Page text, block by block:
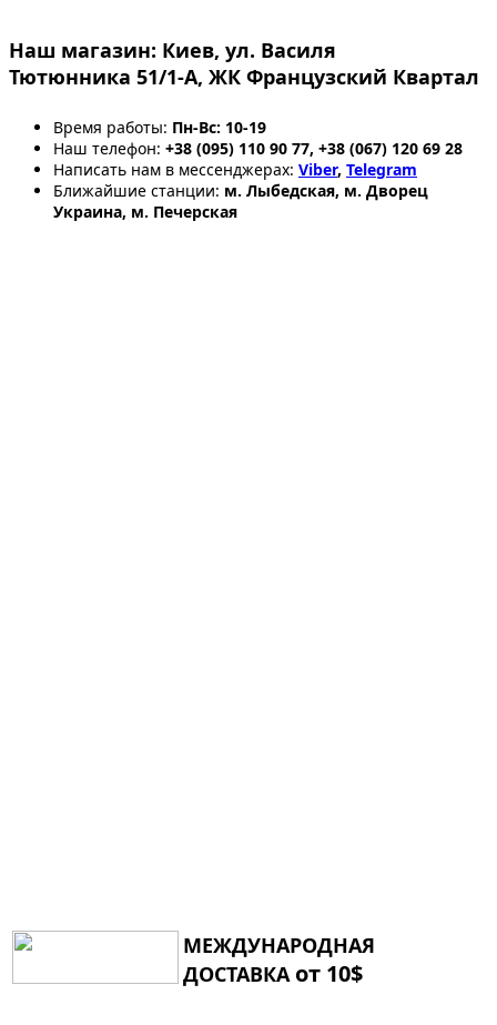
Наш магазин: Киев, ул. Василя
Тютюнника 51/1-А, ЖК Французский Квартал
Время работы: Пн-Вс: 10-19
Наш телефон: +38 (095) 110 90 77, +38 (067) 120 69 28
Написать нам в мессенджерах: Viber, Telegram
Ближайшие станции: м. Лыбедская, м. Дворец
Украина, м. Печерская
МЕЖДУНАРОДНАЯ
ДОСТАВКА от 10$